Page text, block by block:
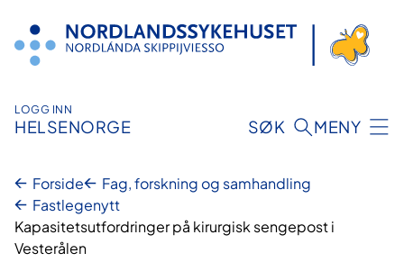
innhold
LOGG INN
HELSENORGE SØK MENY
Forside
Fag, forskning og samhandling
Fastlegenytt
Kapasitetsutfordringer på kirurgisk sengepost i
Vesterålen